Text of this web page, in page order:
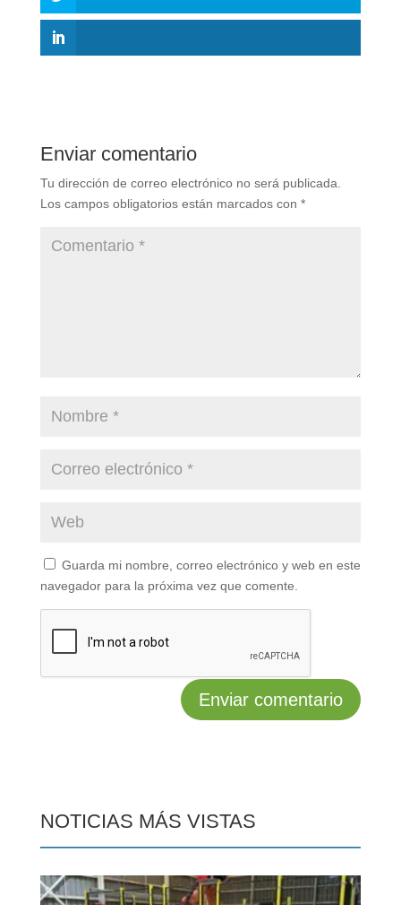
Enviar comentario
Tu dirección de correo electrónico no será publicada.
Los campos obligatorios están marcados con *
Guarda mi nombre, correo electrónico y web en este
navegador para la próxima vez que comente.
NOTICIAS MÁS VISTAS